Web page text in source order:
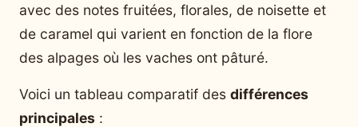
avec des notes fruitées, florales, de noisette et
de caramel qui varient en fonction de la flore
des alpages où les vaches ont pâturé.
Voici un tableau comparatif des différences
principales :